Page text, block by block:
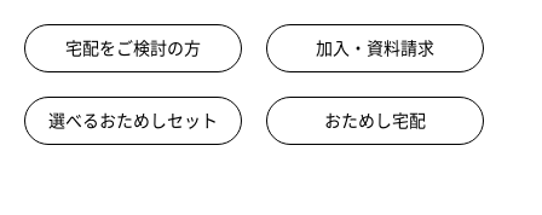
宅配をご検討の方 加入・資料請求
選べるおためしセット おためし宅配